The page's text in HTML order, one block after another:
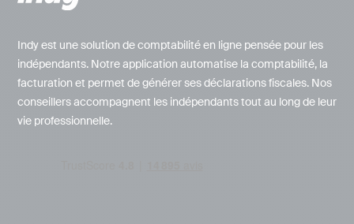
Indy est une solution de comptabilité en ligne pensée pour les
indépendants. Notre application automatise la comptabilité, la
facturation et permet de générer ses déclarations fiscales. Nos
conseillers accompagnent les indépendants tout au long de leur
vie professionnelle.